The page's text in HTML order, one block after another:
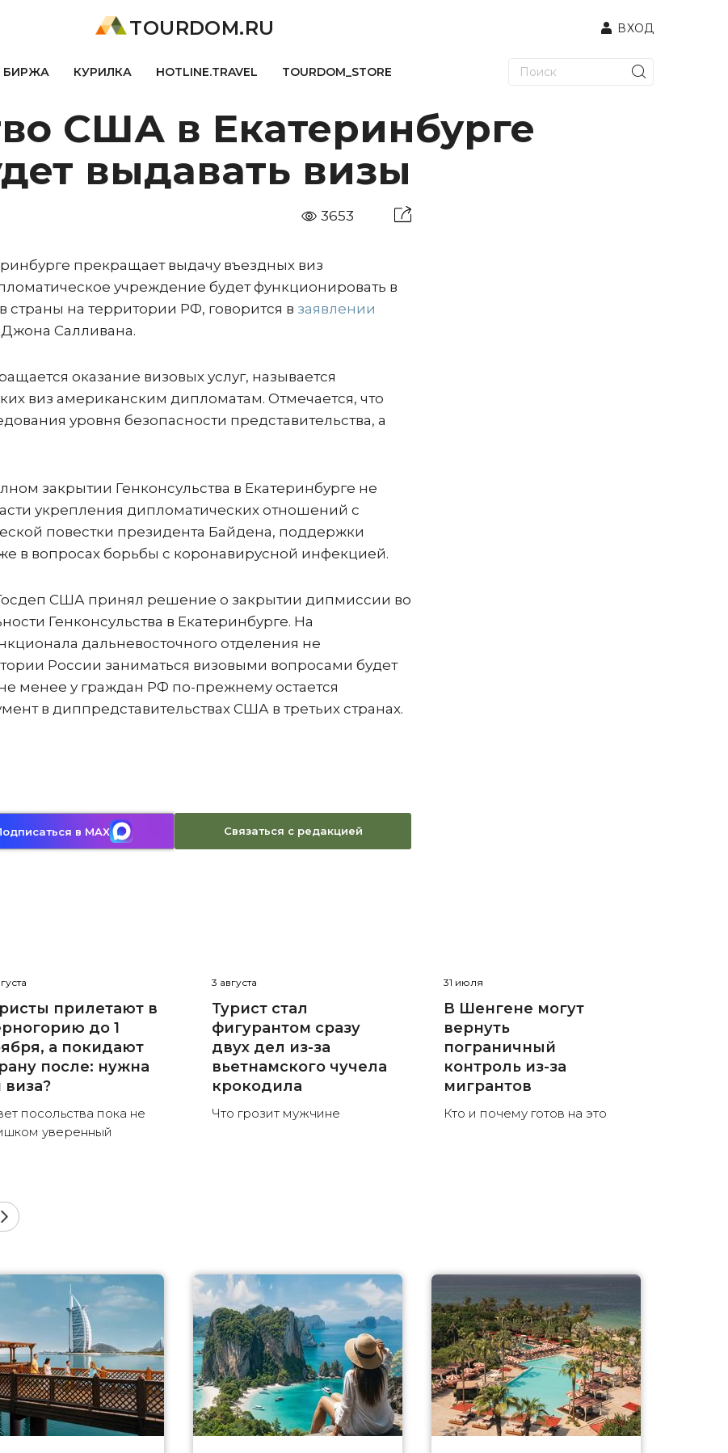
TOURDOM.RU ВХОД
БИРЖА КУРИЛКА HOTLINE.TRAVEL TOURDOM_STORE
США в Екатеринбурге
выдавать визы
3653
прекращает выдачу въездных виз
учреждение будет функционировать в
страны на территории РФ, говорится в заявлении
Салливана.
оказание визовых услуг, называется
виз американским дипломатам. Отмечается, что
уровня безопасности представительства, а
закрытии Генконсульства в Екатеринбурге не
укрепления дипломатических отношений с
повестки президента Байдена, поддержки
в вопросах борьбы с коронавирусной инфекцией.
США принял решение о закрытии дипмиссии во
Генконсульства в Екатеринбурге. На
дальневосточного отделения не
России заниматься визовыми вопросами будет
менее у граждан РФ по-прежнему остается
в диппредставительствах США в третьих странах.
в MAX Связаться с редакцией
прилетают в
до 1
а покидают
после: нужна
виза?
посольства пока не
уверенный
3 августа
Турист стал
фигурантом сразу
двух дел из-за
вьетнамского чучела
крокодила
Что грозит мужчине
31 июля
В Шенгене могут
вернуть
пограничный
контроль из-за
мигрантов
Кто и почему готов на это